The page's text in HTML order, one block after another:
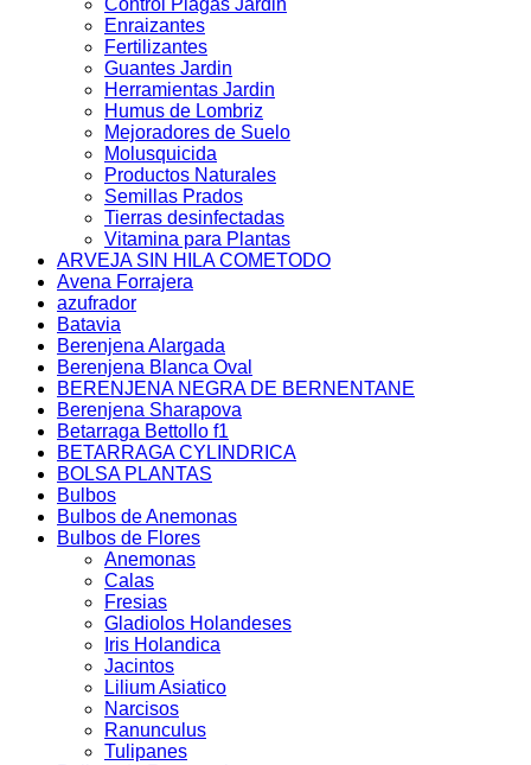
Enraizantes
Fertilizantes
Guantes Jardin
Herramientas Jardin
Humus de Lombriz
Mejoradores de Suelo
Molusquicida
Productos Naturales
Semillas Prados
Tierras desinfectadas
Vitamina para Plantas
ARVEJA SIN HILA COMETODO
Avena Forrajera
azufrador
Batavia
Berenjena Alargada
Berenjena Blanca Oval
BERENJENA NEGRA DE BERNENTANE
Berenjena Sharapova
Betarraga Bettollo f1
BETARRAGA CYLINDRICA
BOLSA PLANTAS
Bulbos
Bulbos de Anemonas
Bulbos de Flores
Anemonas
Calas
Fresias
Gladiolos Holandeses
Iris Holandica
Jacintos
Lilium Asiatico
Narcisos
Ranunculus
Tulipanes